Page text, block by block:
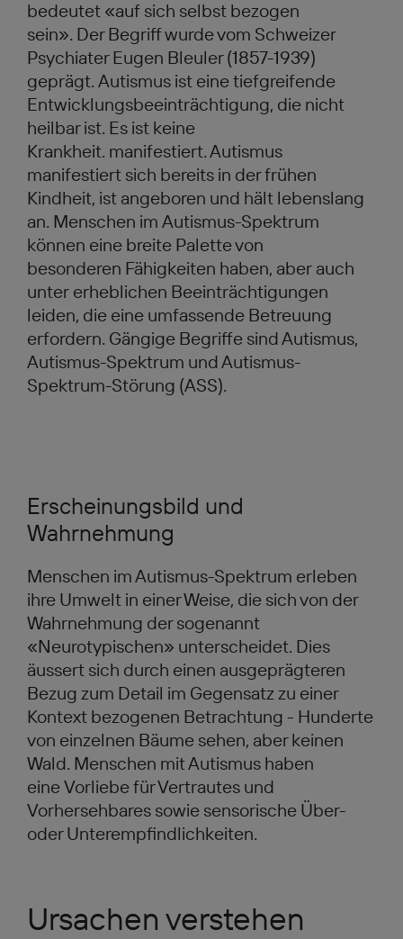
bedeutet «auf sich selbst bezogen
sein». Der Begriff wurde vom Schweizer
Psychiater Eugen Bleuler (1857-1939)
geprägt. Autismus ist eine tiefgreifende
Entwicklungsbeeinträchtigung, die nicht
heilbar ist. Es ist keine
Krankheit. manifestiert. Autismus
manifestiert sich bereits in der frühen
Kindheit, ist angeboren und hält lebenslang
an. Menschen im Autismus-Spektrum
können eine breite Palette von
besonderen Fähigkeiten haben, aber auch
unter erheblichen Beeinträchtigungen
leiden, die eine umfassende Betreuung
erfordern. Gängige Begriffe sind Autismus,
Autismus-Spektrum und Autismus-
Spektrum-Störung (ASS).
Erscheinungsbild und
Wahrnehmung
Menschen im Autismus-Spektrum erleben
ihre Umwelt in einer Weise, die sich von der
Wahrnehmung der sogenannt
«Neurotypischen» unterscheidet. Dies
äussert sich durch einen ausgeprägteren
Bezug zum Detail im Gegensatz zu einer
Kontext bezogenen Betrachtung - Hunderte
von einzelnen Bäume sehen, aber keinen
Wald. Menschen mit Autismus haben
eine Vorliebe für Vertrautes und
Vorhersehbares sowie sensorische Über-
oder Unterempfindlichkeiten.
Ursachen verstehen